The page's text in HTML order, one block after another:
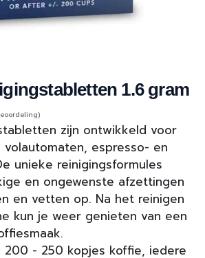
1.6 gram
zijn ontwikkeld voor
espresso- en
unieke reinigingsformules
en ongewenste afzettingen
en vetten op. Na het reinigen
kun je weer genieten van een
200 - 250 kopjes koffie, iedere